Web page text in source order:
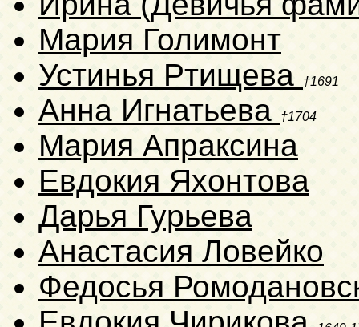
Мария Голимонт
Устинья Ртищева
†1691
Анна Игнатьева †1704
Мария Апраксина
Евдокия Яхонтова
Дарья Гурьева
Анастасия Ловейко
Федосья